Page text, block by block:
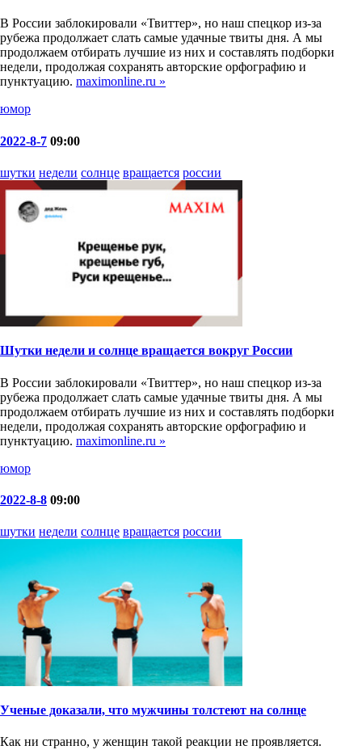
В России заблокировали «Твиттер», но наш спецкор из-за
рубежа продолжает слать самые удачные твиты дня. А мы
продолжаем отбирать лучшие из них и составлять подборки
недели, продолжая сохранять авторские орфографию и
пунктуацию. maximonline.ru »
юмор
2022-8-7 09:00
шутки недели солнце вращается россии
Шутки недели и солнце вращается вокруг России
В России заблокировали «Твиттер», но наш спецкор из-за
рубежа продолжает слать самые удачные твиты дня. А мы
продолжаем отбирать лучшие из них и составлять подборки
недели, продолжая сохранять авторские орфографию и
пунктуацию. maximonline.ru »
юмор
2022-8-8 09:00
шутки недели солнце вращается россии
Ученые доказали, что мужчины толстеют на солнце
Как ни странно, у женщин такой реакции не проявляется.